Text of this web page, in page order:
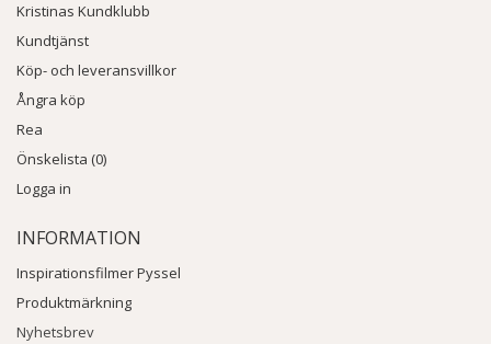
Kristinas Kundklubb
Kundtjänst
Köp- och leveransvillkor
Ångra köp
Rea
Önskelista (0)
Logga in
INFORMATION
Inspirationsfilmer Pyssel
Produktmärkning
Nyhetsbrev